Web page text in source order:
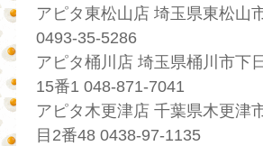
アピタ東松山店 埼玉県東松山
0493-35-5286
アピタ桶川店 埼玉県桶川市下
15番1 048-871-7041
アピタ木更津店 千葉県木更津
目2番48 0438-97-1135